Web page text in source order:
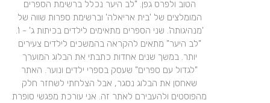
הטוב ולפרס גפן. "לב היער נכלל ברשימת הספרים
המומלצים של 'בית אריאלה' וברשימת ספרות שווה של
'מנהיגותה'. שני הספרים מתאימים לילדים בכיתות ג' - ו'.
"לב היער" מתאים להקראה בהמשכים לילדים צעירים
יותר. במשך שנים אחדות כתבתי את הבלוג המוערך
"לגדול עם ספרים" שעסק בספרי ילדים ונוער. האתר
שאחסן את הבלוג נסגר, אבל הצלחתי לשחזר חלק
מהפוסטים ולהעבירם לאתר זה. אני עורכת מפגשי סופרת